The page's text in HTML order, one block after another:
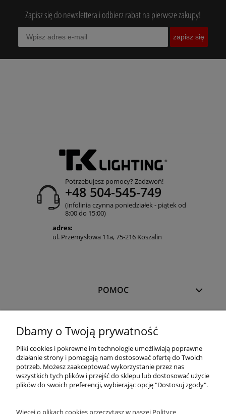
Zapisz się do newslettera i odbierz rabat na pierwsze zakupy!
zapisz się
Potrzebujesz pomocy? Zadzwoń!
+48 504-545-749
(infolinia czynna poniedziałek - piątek od
8:00 do 15:00)
adres:
ul. Przemysłowa 11a, 75-216 Koszalin
POMOC
PŁATNOŚCI I DOSTAWA
OFERTA
Dbamy o Twoją prywatność
Pliki cookies i pokrewne im technologie umożliwiają poprawne
działanie strony i pomagają nam dostosować ofertę do Twoich
potrzeb. Możesz zaakceptować wykorzystanie przez nas
wszystkich tych plików i przejść do sklepu lub dostosować użycie
plików do swoich preferencji, wybierając opcję "Dostosuj zgody".
Więcej o plikach cookies przeczytasz w naszej Polityce